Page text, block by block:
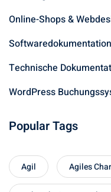
Online-Shops &
Softwaredokumentation
Technische
WordPress
Popular Tags
Agil Agiles